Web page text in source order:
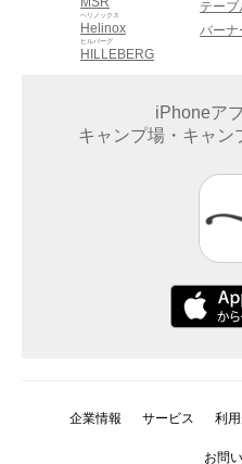
Helinox
ヘリノックス
HILLEBERG
ヒルバーグ
テーブ
バーナ
iPhoneア
キャンプ場・キャン
企業情報 サービス 利
お問